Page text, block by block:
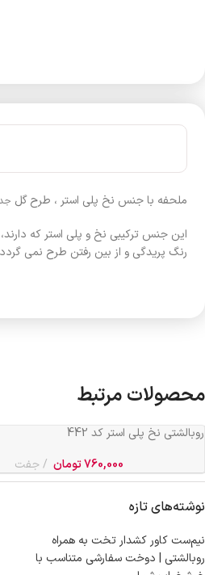
ملحفه با جنس نخ پلی استر ، طرح گل
این جنس ترکیبی نخ و پلی استر که
رنگ پریدگی و از بین رفتن طرح نمی
محصولات مرتبط
روبالشتی نخ پلی استر کد 442
760,000تومان جفت
نوشته‌های تازه
نیم‌ست کاور کشدار تخت به همراه
روبالشتی | دوخت سفارشی متناسب با